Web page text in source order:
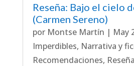
Reseña: Bajo el cielo
(Carmen Sereno)
por Montse Martín | May
Imperdibles, Narrativa y
Recomendaciones,